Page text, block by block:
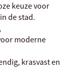
keuze voor
de stad.
moderne
krasvast en